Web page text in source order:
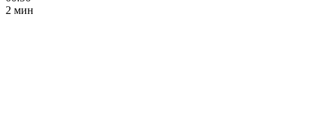
2 мин